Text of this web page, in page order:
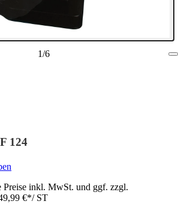
1/6
124
inkl. MwSt. und ggf. zzgl.
€*/ ST